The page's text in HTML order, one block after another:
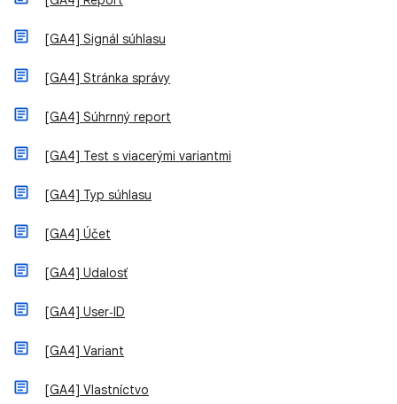
[GA4] Signál súhlasu
[GA4] Stránka správy
[GA4] Súhrnný report
[GA4] Test s viacerými variantmi
[GA4] Typ súhlasu
[GA4] Účet
[GA4] Udalosť
[GA4] User‑ID
[GA4] Variant
[GA4] Vlastníctvo